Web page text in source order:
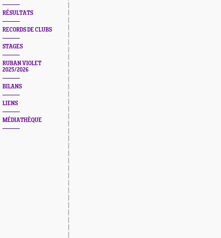
RÉSULTATS
RECORDS DE CLUBS
STAGES
RUBAN VIOLET
2025/2026
BILANS
LIENS
MÉDIATHÈQUE